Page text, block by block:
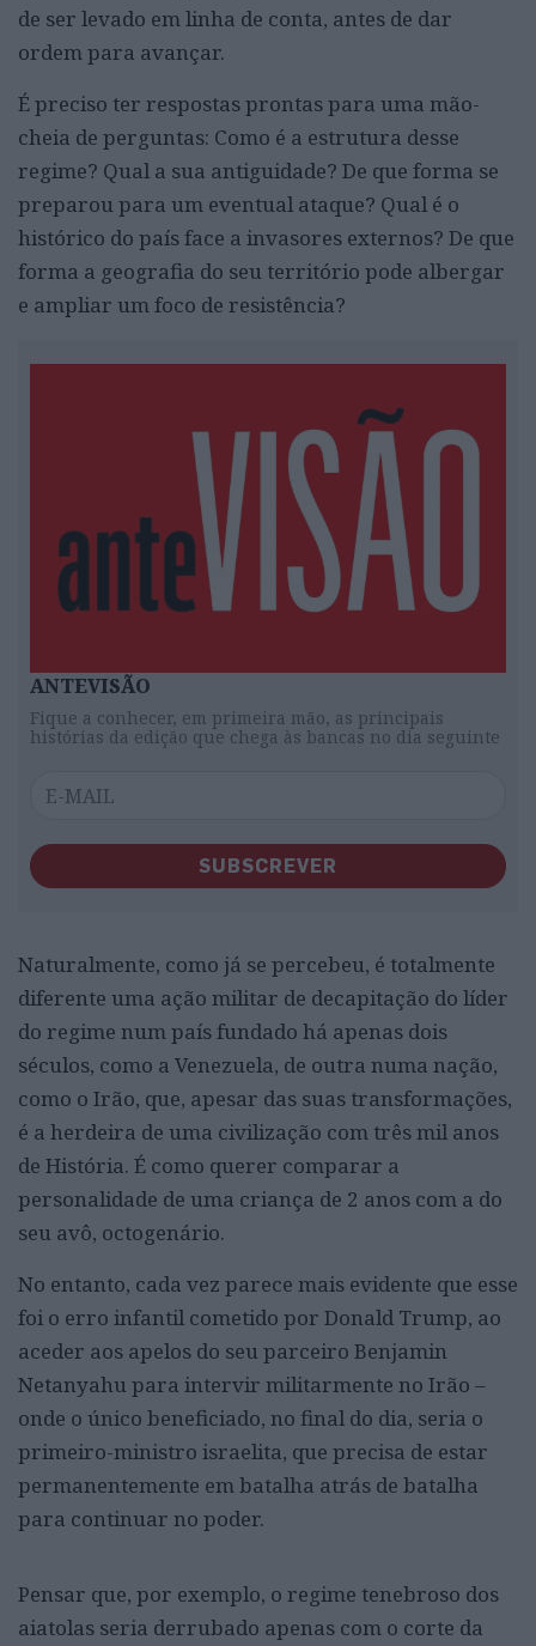
de ser levado em linha de conta, antes de dar
ordem para avançar.
É preciso ter respostas prontas para uma mão-
cheia de perguntas: Como é a estrutura desse
regime? Qual a sua antiguidade? De que forma se
preparou para um eventual ataque? Qual é o
histórico do país face a invasores externos? De que
forma a geografia do seu território pode albergar
e ampliar um foco de resistência?
ANTEVISÃO
Fique a conhecer, em primeira mão, as principais
histórias da edição que chega às bancas no dia seguinte
SUBSCREVER
Naturalmente, como já se percebeu, é totalmente
diferente uma ação militar de decapitação do líder
do regime num país fundado há apenas dois
séculos, como a Venezuela, de outra numa nação,
como o Irão, que, apesar das suas transformações,
é a herdeira de uma civilização com três mil anos
de História. É como querer comparar a
personalidade de uma criança de 2 anos com a do
seu avô, octogenário.
No entanto, cada vez parece mais evidente que esse
foi o erro infantil cometido por Donald Trump, ao
aceder aos apelos do seu parceiro Benjamin
Netanyahu para intervir militarmente no Irão –
onde o único beneficiado, no final do dia, seria o
primeiro-ministro israelita, que precisa de estar
permanentemente em batalha atrás de batalha
para continuar no poder.
Pensar que, por exemplo, o regime tenebroso dos
aiatolas seria derrubado apenas com o corte da